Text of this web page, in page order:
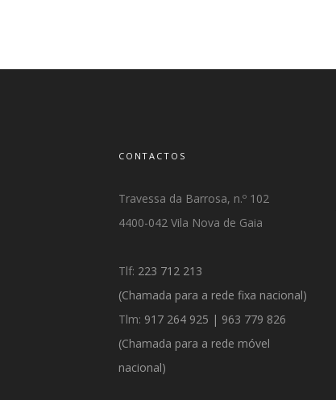
CONTACTOS
Travessa da Barrosa, n.º 102
4400-042 Vila Nova de Gaia
Tlf: 223 712 213
(Chamada para a rede fixa nacional)
Tlm: 917 264 925 | 963 779 826
(Chamada para a rede móvel
nacional)